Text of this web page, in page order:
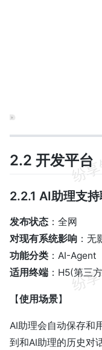
2.2 开发平台
2.2.1 AI助理支
发布状态 ：全网
对现有系统影响 ：无
功能分类 ：AI-Agent
适用终端 ：H5(第三
【使用场景】
AI助理会自动保存和
到和AI助理的历史对